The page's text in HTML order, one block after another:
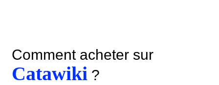
Comment acheter sur
Catawiki ?